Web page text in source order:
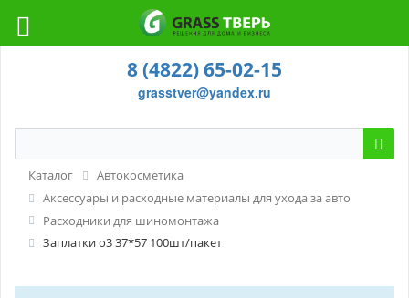
8 (4822) 65-02-15
grasstver@yandex.ru
Каталог
Автокосметика
Аксессуары и расходные материалы для ухода за авто
Расходники для шиномонтажа
Заплатки о3 37*57 100шт/пакет